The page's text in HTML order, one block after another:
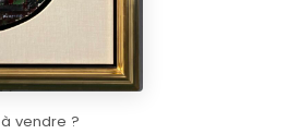
vendre ?